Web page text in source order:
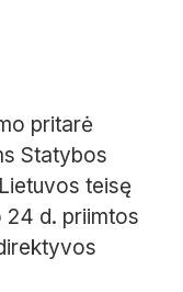
pritarė
Statybos
teisę
24 d. priimtos